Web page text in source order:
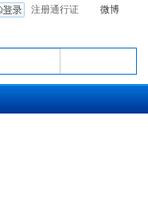
注册通行证 微博